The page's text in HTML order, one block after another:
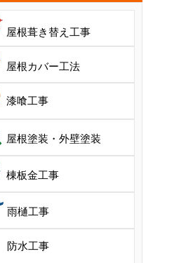
屋根葺き替え工事
屋根カバー工法
漆喰工事
屋根塗装・外壁塗装
棟板金工事
雨樋工事
防水工事